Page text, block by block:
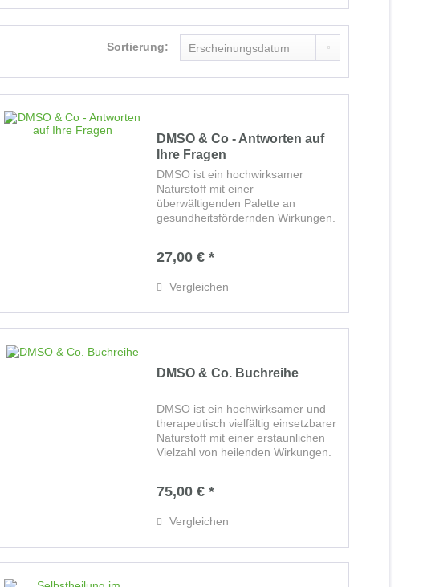
Sortierung:
DMSO & Co - Antworten auf
Ihre Fragen
DMSO ist ein hochwirksamer
Naturstoff mit einer
überwältigenden Palette an
gesundheitsfördernden Wirkungen.
weiteren einfachen, bewährten und
27,00 € *
Vergleichen
DMSO & Co. Buchreihe
DMSO ist ein hochwirksamer und
therapeutisch vielfältig einsetzbarer
Naturstoff mit einer erstaunlichen
Vielzahl von heilenden Wirkungen.
über 1600 Abbildungen, wie Sie
75,00 € *
Vergleichen